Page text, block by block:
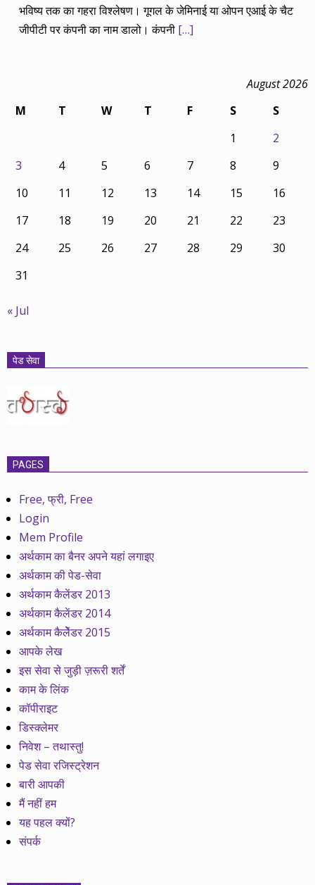
भविष्य तक का गहरा विश्लेषण। गूगल के जेमिनाई या ओपन एआई के चैट
जीपीटी पर कंपनी का नाम डालो। कंपनी […]
August 2026
M
T W T F S
S
1
2
3
4 5 6 7 8
9
10
11 12 13 14 15
16
17
18 19 20 21 22
23
24
25 26 27 28 29
30
31
« Jul
पेड सेवा
PAGES
Free, फ्री, Free
Login
Mem Profile
अर्थकाम का बैनर अपने यहां लगाइए
अर्थकाम की पेड-सेवा
अर्थकाम कैलेंडर 2013
अर्थकाम कैलेंडर 2014
अर्थकाम कैलेेंडर 2015
आपके लेख
इस सेवा से जुड़ी ज़रूरी शर्तें
काम के लिंक
कॉपीराइट
डिस्क्लेमर
निवेश – तथास्तु!
पेड सेवा रजिस्ट्रेशन
बारी आपकी
मैं नहीं हम
यह पहल क्यों?
संपर्क